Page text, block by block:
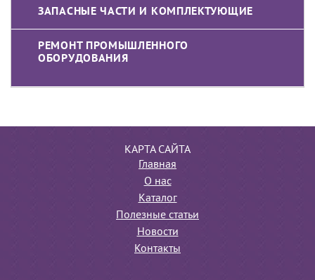
ЗАПАСНЫЕ ЧАСТИ И КОМПЛЕКТУЮЩИЕ
РЕМОНТ ПРОМЫШЛЕННОГО
ОБОРУДОВАНИЯ
КАРТА САЙТА
Главная
О нас
Каталог
Полезные статьи
Новости
Контакты